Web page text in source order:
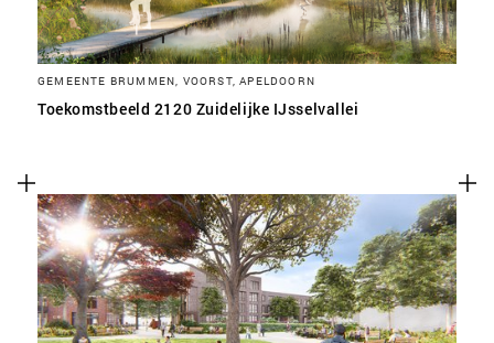
GEMEENTE BRUMMEN, VOORST, APELDOORN
Toekomstbeeld 2120 Zuidelijke IJsselvallei